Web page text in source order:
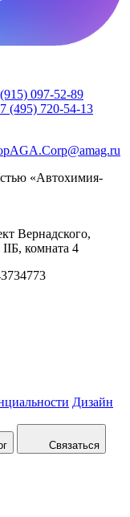
097-52-89
(495) 720-54-13
«Автохимия-
Вернадского,
комната 4
Дизайн
Связаться